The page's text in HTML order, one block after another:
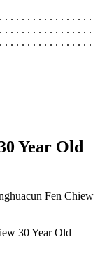
. . . . . . . . . . . . . . . .
. . . . . . . . . . . . . . . .
. . . . . . . . . . . . . . . .
Year Old
Fen Chiew
30 Year Old